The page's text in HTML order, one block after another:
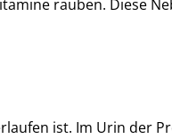
rauben. Diese
ist. Im Urin der